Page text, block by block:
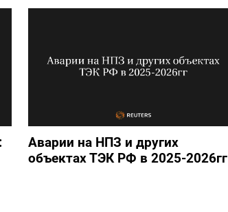
Аварии на НПЗ и других
объектах ТЭК РФ в 2025-2026гг